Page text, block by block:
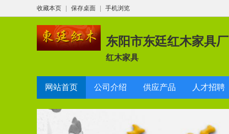
收藏本页 保存桌面 手机浏览
东阳市东廷红木家具厂
红木家具
网站首页 公司介绍 供应产品 人才招聘